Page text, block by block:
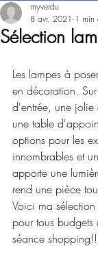
Sélection
myverdu
8 avr. 2021 1 min
Les lampes à
en décoration.
d'entrée, une jolie
une table
options pour les
innombrables et
apporte une
rend une pièce
Voici ma
pour tous
séance shopping!!